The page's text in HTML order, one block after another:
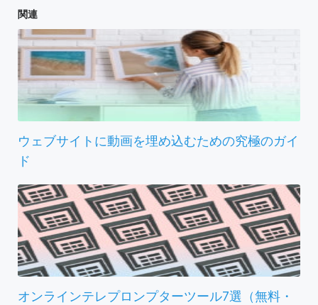
関連
ウェブサイトに動画を埋め込むための究極のガイ
ド
オンラインテレプロンプターツール7選（無料・